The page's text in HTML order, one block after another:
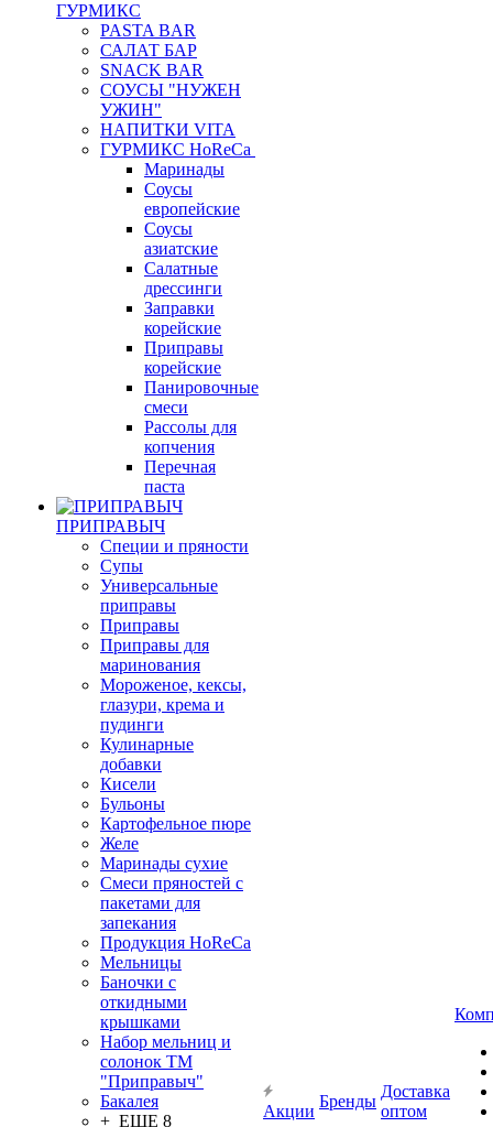
ГУРМИКС
PASTA BAR
САЛАТ БАР
SNACK BAR
СОУСЫ "НУЖЕН
УЖИН"
НАПИТКИ VITA
ГУРМИКС HoReCa
Маринады
Соусы
европейские
Соуcы
азиатские
Салатные
дрессинги
Заправки
корейские
Приправы
корейские
Панировочные
смеси
Рассолы для
копчения
Перечная
паста
ПРИПРАВЫЧ
Специи и пряности
Супы
Универсальные
приправы
Приправы
Приправы для
маринования
Мороженое, кексы,
глазури, крема и
пудинги
Кулинарные
добавки
Кисели
Бульоны
Картофельное пюре
Желе
Маринады сухие
Смеси пряностей с
пакетами для
запекания
Продукция HoReCa
Мельницы
Баночки с
откидными
крышками
Набор мельниц и
солонок ТМ
"Приправыч"
Бакалея
+ ЕЩЕ 8
Акции
Бренды
Доставка
оптом